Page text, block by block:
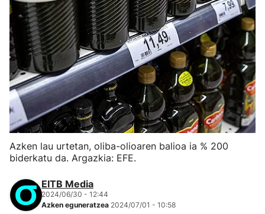
Azken lau urtetan, oliba-olioaren balioa ia % 200
biderkatu da. Argazkia: EFE.
EITB Media
2024/06/30 - 12:44
Azken eguneratzea 2024/07/01 - 10:58